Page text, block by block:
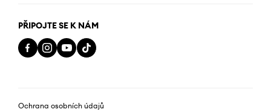
PŘIPOJTE SE K NÁM
Ochrana osobních údajů